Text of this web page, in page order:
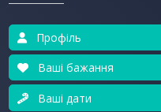
Профіль
Ваші бажання
Ваші дати